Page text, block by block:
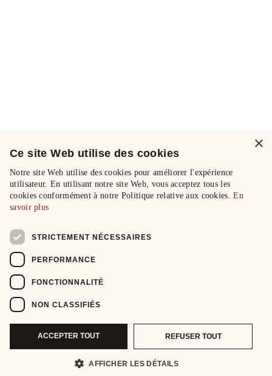
×
Ce site Web utilise des cookies
Notre site Web utilise des cookies pour améliorer l'expérience
utilisateur. En utilisant notre site Web, vous acceptez tous les
cookies conformément à notre Politique relative aux cookies.En
savoir plus
STRICTEMENT NÉCESSAIRES
PERFORMANCE
FONCTIONNALITÉ
NON CLASSIFIÉS
ACCEPTER TOUT REFUSER TOUT
AFFICHER LES DÉTAILS